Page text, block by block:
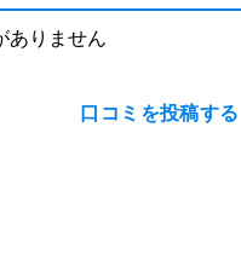
口コミを投稿する
ありません
口コミを投稿する